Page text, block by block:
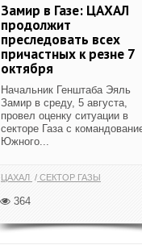
Замир в Газе: ЦАХАЛ
продолжит
преследовать всех
причастных к резне 7
октября
Начальник Генштаба Эяль
Замир в среду, 5 августа,
провел оценку ситуации в
секторе Газа с
Южного...
ЦАХАЛ СЕКТОР ГАЗЫ
364